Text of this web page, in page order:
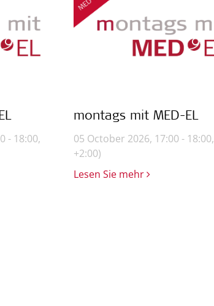
- 18:00,
montags mit MED-EL
05 October 2026, 17:00 - 18:00,
+2:00)
Lesen Sie mehr